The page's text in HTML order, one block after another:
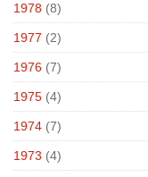
1978 (8)
1977 (2)
1976 (7)
1975 (4)
1974 (7)
1973 (4)